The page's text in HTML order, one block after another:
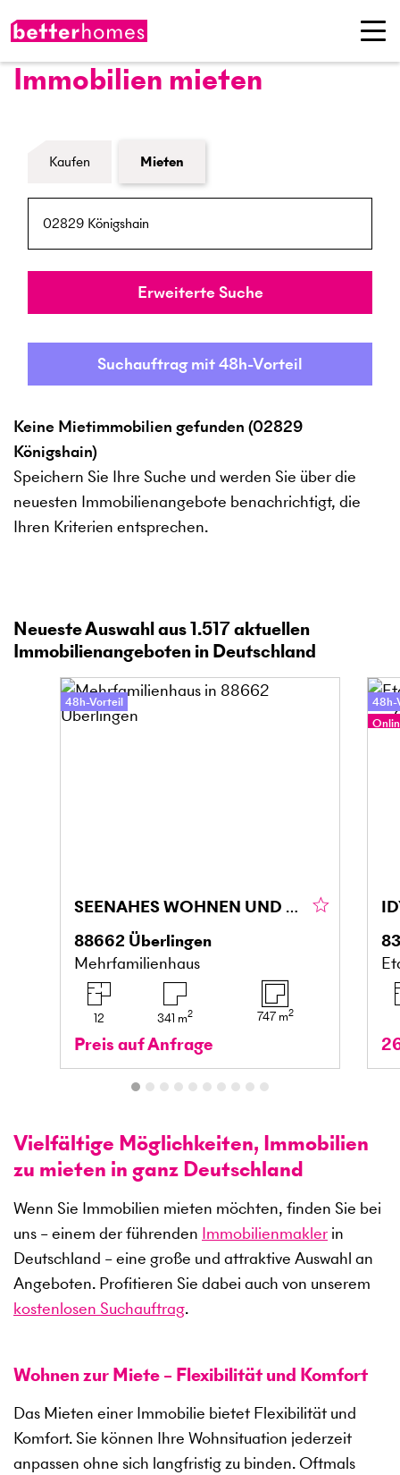
Immobilien mieten
Formular Immobiliensuche
Kaufen Mieten
Umkreis
Erweiterte Suche
Suchauftrag mit 48h-Vorteil
Keine Mietimmobilien gefunden (02829
Königshain)
Speichern Sie Ihre Suche und werden Sie über die
neuesten Immobilienangebote benachrichtigt, die
Ihren Kriterien entsprechen.
Neueste Auswahl aus1.517aktuellen
Immobilienangeboten in Deutschland
48h-Vorteil
SEENAHES WOHNEN UND ARBEITEN
88662 Überlingen
Mehrfamilienhaus
12 341 m2 747m2
Preis auf Anfrage
48h-
Vielfältige Möglichkeiten, Immobilien
zu mieten in ganz Deutschland
Wenn Sie Immobilien mieten möchten, finden Sie bei
uns – einem der führenden Immobilienmakler in
Deutschland – eine große und attraktive Auswahl an
Angeboten. Profitieren Sie dabei auch von unserem
kostenlosen Suchauftrag.
Wohnen zur Miete – Flexibilität und Komfort
Das Mieten einer Immobilie bietet Flexibilität und
Komfort. Sie können Ihre Wohnsituation jederzeit
anpassen ohne sich langfristig zu binden. Oftmals